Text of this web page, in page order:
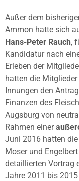
Außer dem
Ammon hatte sich
Hans-Peter Rauch,
Kandidatur nach
Erleben der
hatten die
Innungen den
Finanzen des
Augsburg von
Rahmen einer
Juni 2016 hatten
Moser und
detaillierten Vortrag
Jahre 2011 bis